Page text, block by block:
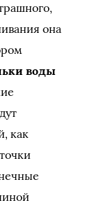
она
воды
как